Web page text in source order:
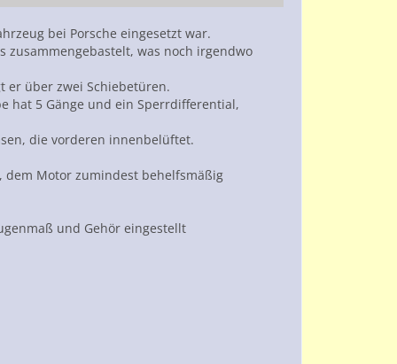
bei Porsche eingesetzt war.
zusammengebastelt, was noch irgendwo
er über zwei Schiebetüren.
hat 5 Gänge und ein Sperrdifferential,
die vorderen innenbelüftet.
dem Motor zumindest behelfsmäßig
und Gehör eingestellt